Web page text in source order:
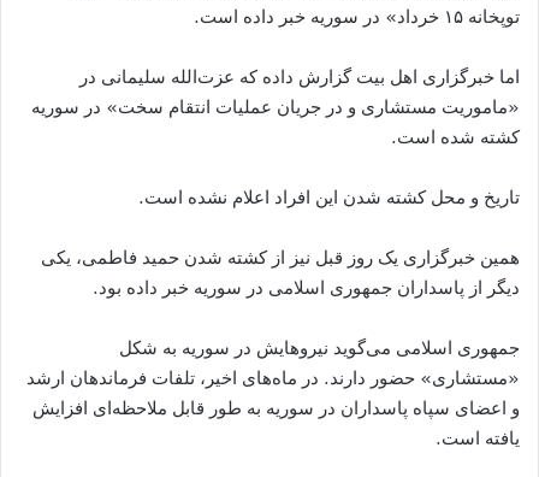
توپخانه ۱۵ خرداد» در سوریه خبر داده است.
اما خبرگزاری اهل بیت گزارش داده که عزت‌الله سلیمانی در
«ماموریت مستشاری و در جریان عملیات انتقام سخت» در سوریه
کشته شده است.
تاریخ و محل کشته شدن این افراد اعلام نشده است.
همین خبرگزاری یک روز قبل نیز از کشته شدن حمید فاطمی، یکی
دیگر از پاسداران جمهوری اسلامی در سوریه خبر داده بود.
جمهوری اسلامی می‌گوید نیروهایش در سوریه به شکل
«مستشاری» حضور دارند. در ماه‌های اخیر، تلفات فرماندهان ارشد
و اعضای سپاه پاسداران در سوریه به طور قابل ملاحظه‌ای افزایش
یافته است.